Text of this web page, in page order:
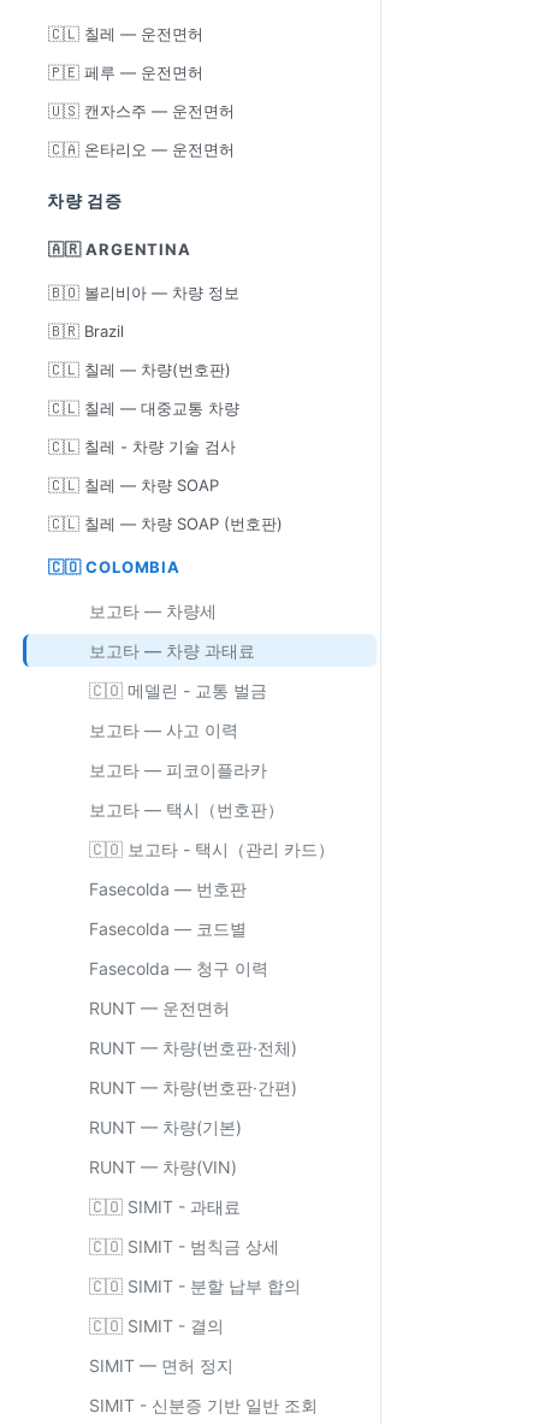
🇨🇱 칠레 — 운전면허
🇵🇪 페루 — 운전면허
🇺🇸 캔자스주 — 운전면허
🇨🇦 온타리오 — 운전면허
차량 검증
🇦🇷 ARGENTINA
🇧🇴 볼리비아 — 차량 정보
🇧🇷 Brazil
🇨🇱 칠레 — 차량(번호판)
🇨🇱 칠레 — 대중교통 차량
🇨🇱 칠레 - 차량 기술 검사
🇨🇱 칠레 — 차량 SOAP
🇨🇱 칠레 — 차량 SOAP (번호판)
🇨🇴 COLOMBIA
보고타 — 차량세
보고타 — 차량 과태료
🇨🇴 메델린 - 교통 벌금
보고타 — 사고 이력
보고타 — 피코이플라카
보고타 — 택시（번호판）
🇨🇴 보고타 - 택시（관리 카드）
Fasecolda — 번호판
Fasecolda — 코드별
Fasecolda — 청구 이력
RUNT — 운전면허
RUNT — 차량(번호판·전체)
RUNT — 차량(번호판·간편)
RUNT — 차량(기본)
RUNT — 차량(VIN)
🇨🇴 SIMIT - 과태료
🇨🇴 SIMIT - 범칙금 상세
🇨🇴 SIMIT - 분할 납부 합의
🇨🇴 SIMIT - 결의
SIMIT — 면허 정지
SIMIT - 신분증 기반 일반 조회